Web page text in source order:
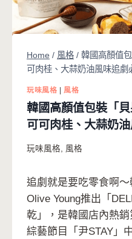
Home / 風格 / 韓國高顏值
可肉桂、大蒜奶油風味追劇
玩味風格 |風格
韓國高顏值包裝「
可可肉桂、大蒜奶
玩味風格 風格
追劇就是要吃零食啊
Olive Young推出「
乾」，是韓國店內熱
綜藝節目「尹STAY」